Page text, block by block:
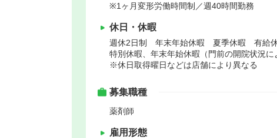
※1ヶ月変形労働時間制／週40時間勤務
休日・休暇
週休2日制 年末年始休暇 夏季休暇 有給
特別休暇、年末年始休暇（門前の開院状況
※休日取得曜日などは店舗により異なる
募集職種
薬剤師
雇用形態